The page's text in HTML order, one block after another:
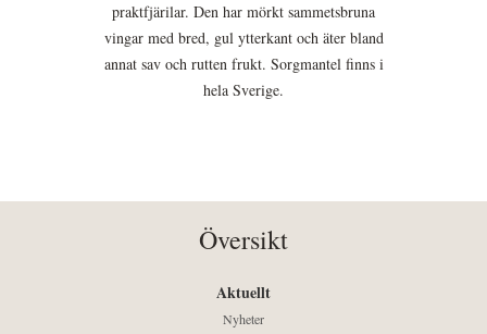
praktfjärilar. Den har mörkt sammetsbruna
vingar med bred, gul ytterkant och äter bland
annat sav och rutten frukt. Sorgmantel finns i
hela Sverige.
Översikt
Aktuellt
Nyheter